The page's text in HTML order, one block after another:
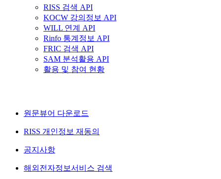
RISS 검색 API
KOCW 강의정보 API
WILL 연계 API
Rinfo 통계정보 API
FRIC 검색 API
SAM 분석활용 API
활용 및 참여 현황
원문뷰어 다운로드
RISS 개인정보 재동의
공지사항
해외전자정보서비스 검색